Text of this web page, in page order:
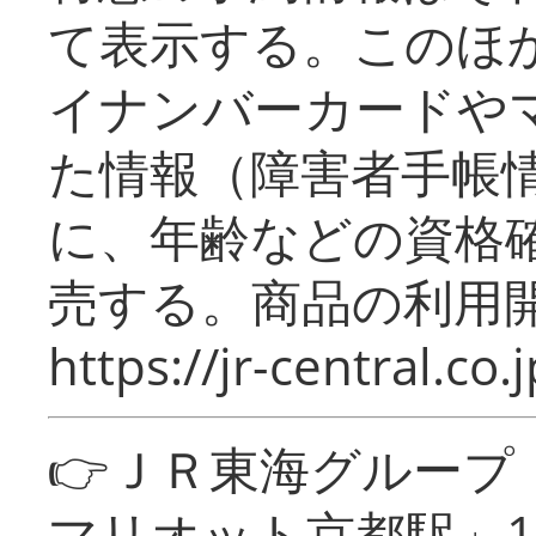
て表示する。このほ
イナンバーカードや
た情報（障害者手帳
に、年齢などの資格
売する。商品の利用
https://jr-
👉ＪＲ東海グルー